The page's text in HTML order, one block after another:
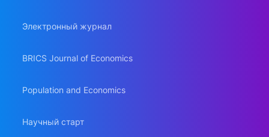
Электронный журнал
BRICS Journal of Economics
Population and Economics
Научный старт